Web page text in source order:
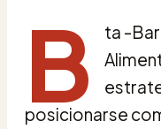
B
ta -
posicionarse